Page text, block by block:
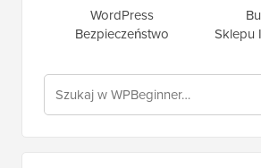
WordPress
Bezpieczeństwo
Sklepu